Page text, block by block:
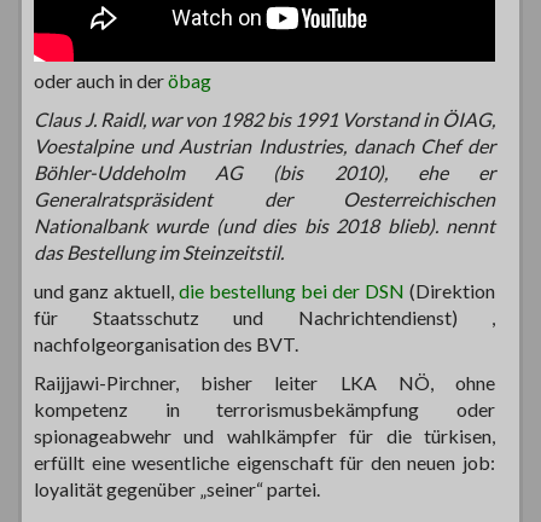
oder auch in deröbag
Claus J. Raidl, war von 1982 bis 1991 Vorstand in ÖIAG,
Voestalpine und Austrian Industries, danach Chef der
Böhler-Uddeholm AG (bis 2010), ehe er
Generalratspräsident der Oesterreichischen
Nationalbank wurde (und dies bis 2018 blieb). nennt
das Bestellung im Steinzeitstil.
und ganz aktuell, die bestellung bei der DSN (Direktion
für Staatsschutz und Nachrichtendienst) ,
nachfolgeorganisation des BVT.
Raijjawi-Pirchner, bisher leiter LKA NÖ, ohne
kompetenz in terrorismusbekämpfung oder
spionageabwehr und wahlkämpfer für die türkisen,
erfüllt eine wesentliche eigenschaft für den neuen job:
loyalität gegenüber „seiner“ partei.